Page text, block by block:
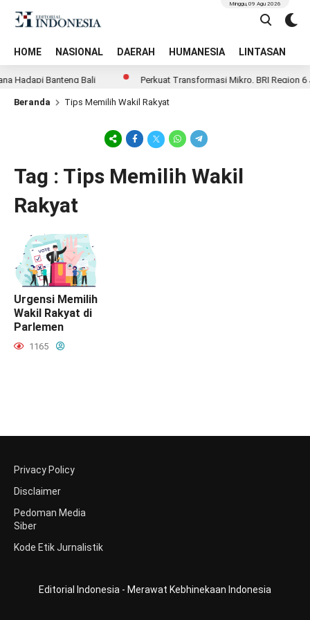
HOME NASIONAL DAERAH HUMANESIA LINTASAN
Minggu, 09 Agu 2026
Hadapi Banteng Bali Perkuat Transformasi Mikro, BRI Region
Beranda Tips Memilih Wakil Rakyat
Tag : Tips Memilih Wakil
Rakyat
Urgensi Memilih
Wakil Rakyat di
Parlemen
1165
Privacy Policy
Disclaimer
Pedoman Media
Siber
Kode Etik Jurnalistik
Editorial Indonesia - Merawat Kebhinekaan Indonesia